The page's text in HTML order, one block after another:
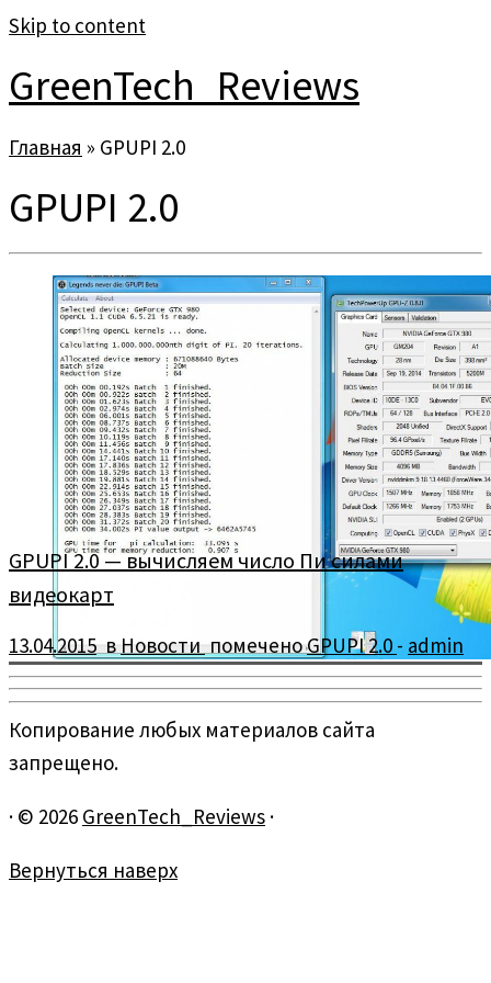
Skip to content
GreenTech_Reviews
Главная » GPUPI 2.0
GPUPI 2.0
GPUPI 2.0 — вычисляем число Пи силами
видеокарт
13.04.2015вНовостипомеченоGPUPI 2.0 - admin
Копирование любых материалов сайта
запрещено.
· © 2026 GreenTech_Reviews ·
Вернуться наверх